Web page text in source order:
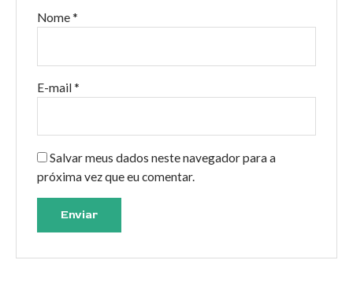
Nome *
E-mail *
Salvar meus dados neste navegador para a
próxima vez que eu comentar.